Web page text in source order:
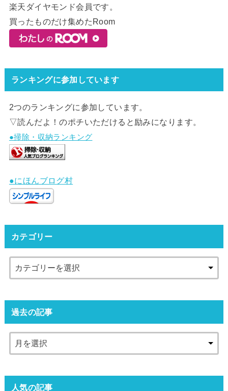
楽天ダイヤモンド会員です。
買ったものだけ集めたRoom
ランキングに参加しています
2つのランキングに参加しています。
▽読んだよ！のポチいただけると励みになります。
●掃除・収納ランキング
●にほんブログ村
カテゴリー
過去の記事
人気の記事